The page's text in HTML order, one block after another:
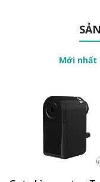
Mới nhất